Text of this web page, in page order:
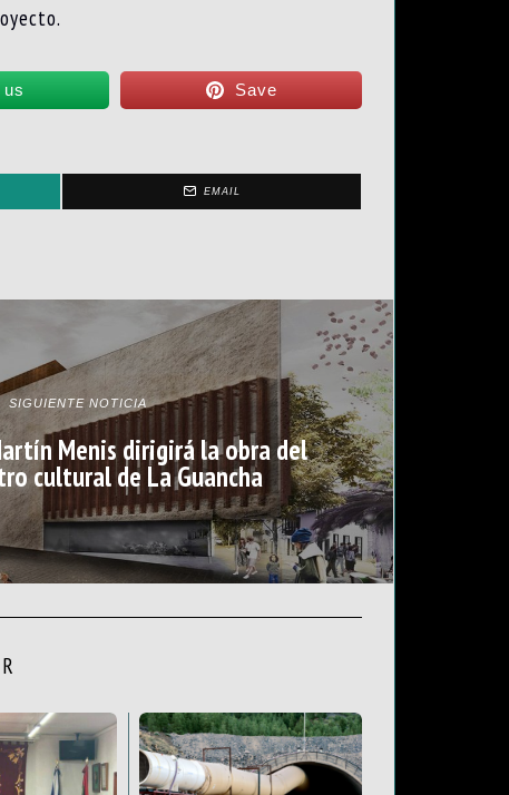
us Save
EMAIL
SIGUIENTE NOTICIA
Menis dirigirá la obra del
cultural de La Guancha